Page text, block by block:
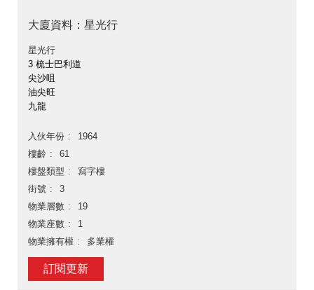
大廈資料：星光行
星光行
3 梳士巴利道
尖沙咀
油尖旺
九龍
入伙年份
1964
樓齡
61
樓盤類型
寫字樓
街號
3
物業層數
19
物業座數
1
物業擁有權
多業權
訂閱更新